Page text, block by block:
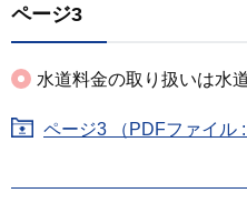
ページ3
水道料金の取り扱いは水
ページ3 （PDFファイル :